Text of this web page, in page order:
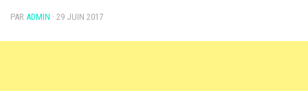
PAR ADMIN · 29 JUIN 2017